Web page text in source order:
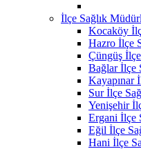
İlçe Sağlık
Kocaköy
Hazro İlçe
Çüngüş
Bağlar İlçe
Kayapınar
Sur İlçe
Yenişehir
Ergani İlçe
Eğil İlçe
Hani İlçe